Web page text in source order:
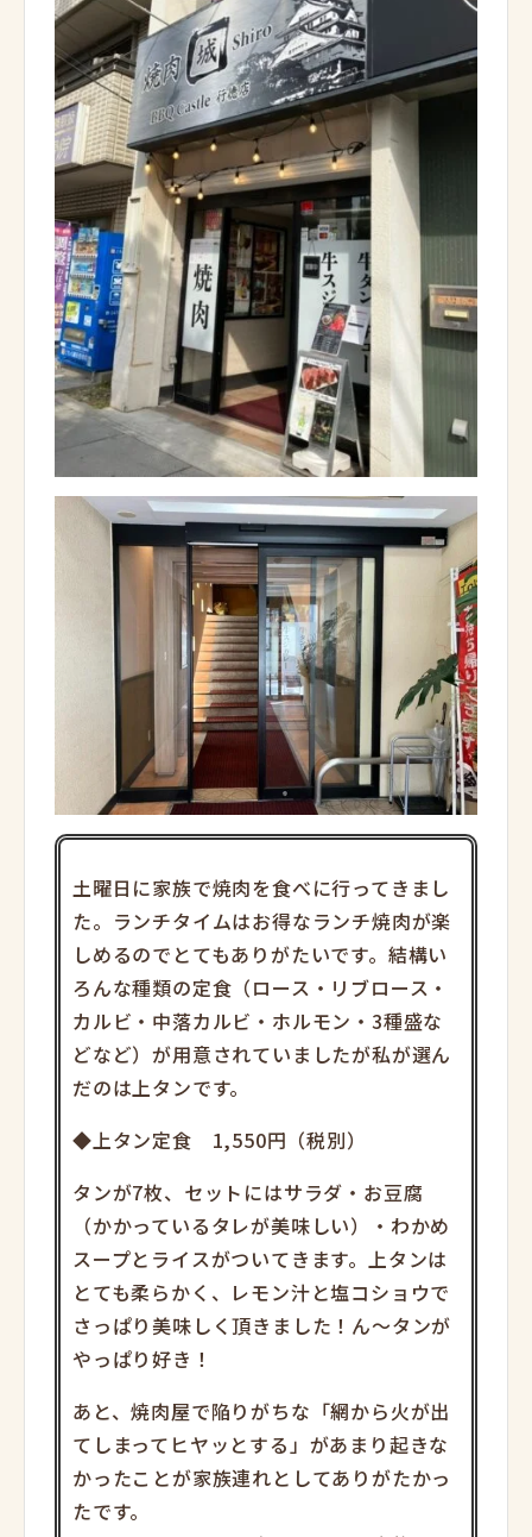
土曜日に家族で焼肉を食べに行ってきまし
た。ランチタイムはお得なランチ焼肉が楽
しめるのでとてもありがたいです。結構い
ろんな種類の定食（ロース・リブロース・
カルビ・中落カルビ・ホルモン・3種盛な
どなど）が用意されていましたが私が選ん
だのは上タンです。
◆上タン定食 1,550円（税別）
タンが7枚、セットにはサラダ・お豆腐
（かかっているタレが美味しい）・わかめ
スープとライスがついてきます。上タンは
とても柔らかく、レモン汁と塩コショウで
さっぱり美味しく頂きました！ん～タンが
やっぱり好き！
あと、焼肉屋で陥りがちな「網から火が出
てしまってヒヤッとする」があまり起きな
かったことが家族連れとしてありがたかっ
たです。